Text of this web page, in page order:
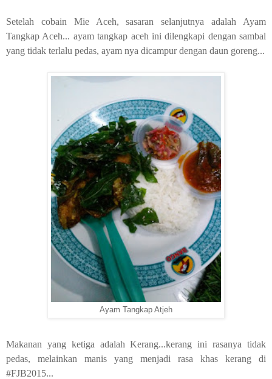
Setelah cobain Mie Aceh, sasaran selanjutnya adalah Ayam
Tangkap Aceh... ayam tangkap aceh ini dilengkapi dengan sambal
yang tidak terlalu pedas, ayam nya dicampur dengan daun goreng...
Ayam Tangkap Atjeh
Makanan yang ketiga adalah Kerang...kerang ini rasanya tidak
pedas, melainkan manis yang menjadi rasa khas kerang di
#FJB2015...